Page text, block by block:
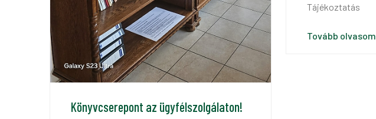
Könyvcserepont az ügyfélszolgálaton!
Tájékoztatás
Tovább olvasom